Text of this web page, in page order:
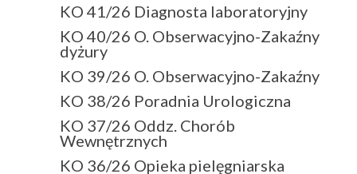
KO 41/26 Diagnosta laboratoryjny
KO 40/26 O. Obserwacyjno-Zakaźny
dyżury
KO 39/26 O. Obserwacyjno-Zakaźny
KO 38/26 Poradnia Urologiczna
KO 37/26 Oddz. Chorób
Wewnętrznych
KO 36/26 Opieka pielęgniarska